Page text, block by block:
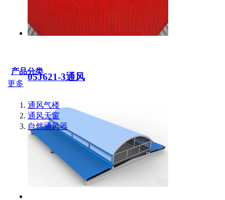
05J621-3通风
产品分类
更多
通风气楼
通风天窗
自然通风器